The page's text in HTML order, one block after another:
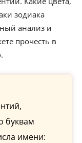
зодиака
анализ и
прочесть в
буквам
имени: